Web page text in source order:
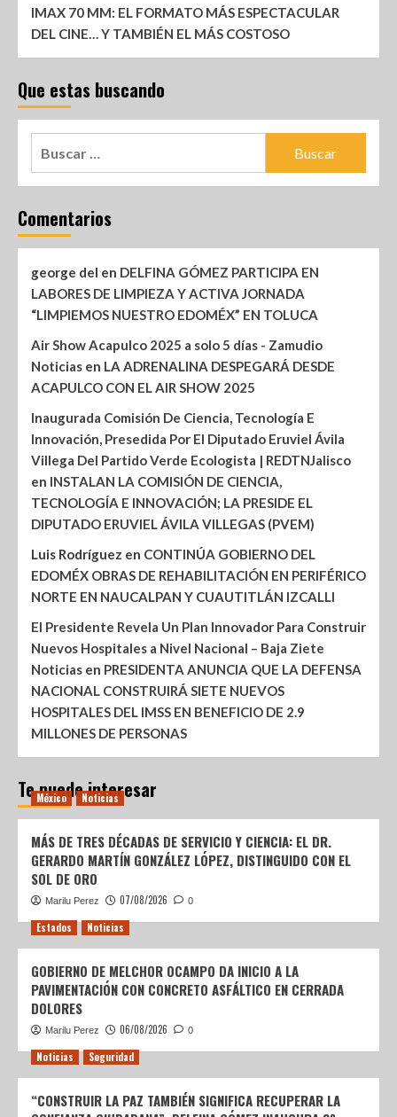
IMAX 70 MM: EL FORMATO MÁS ESPECTACULAR
DEL CINE… Y TAMBIÉN EL MÁS COSTOSO
Que estas buscando
Comentarios
george del en DELFINA GÓMEZ PARTICIPA EN
LABORES DE LIMPIEZA Y ACTIVA JORNADA
“LIMPIEMOS NUESTRO EDOMÉX” EN TOLUCA
Air Show Acapulco 2025 a solo 5 días - Zamudio
Noticias en LA ADRENALINA DESPEGARÁ DESDE
ACAPULCO CON EL AIR SHOW 2025
Inaugurada Comisión De Ciencia, Tecnología E
Innovación, Presedida Por El Diputado Eruviel Ávila
Villega Del Partido Verde Ecologista | REDTNJalisco
en INSTALAN LA COMISIÓN DE CIENCIA,
TECNOLOGÍA E INNOVACIÓN; LA PRESIDE EL
DIPUTADO ERUVIEL ÁVILA VILLEGAS (PVEM)
Luis Rodríguez en CONTINÚA GOBIERNO DEL
EDOMÉX OBRAS DE REHABILITACIÓN EN PERIFÉRICO
NORTE EN NAUCALPAN Y CUAUTITLÁN IZCALLI
El Presidente Revela Un Plan Innovador Para Construir
Nuevos Hospitales a Nivel Nacional – Baja Ziete
Noticias en PRESIDENTA ANUNCIA QUE LA DEFENSA
NACIONAL CONSTRUIRÁ SIETE NUEVOS
HOSPITALES DEL IMSS EN BENEFICIO DE 2.9
MILLONES DE PERSONAS
Te puede interesar
México Noticias
MÁS DE TRES DÉCADAS DE SERVICIO Y CIENCIA: EL DR.
GERARDO MARTÍN GONZÁLEZ LÓPEZ, DISTINGUIDO CON EL
SOL DE ORO
Marilu Perez 07/08/2026 0
Estados Noticias
GOBIERNO DE MELCHOR OCAMPO DA INICIO A LA
PAVIMENTACIÓN CON CONCRETO ASFÁLTICO EN CERRADA
DOLORES
Marilu Perez 06/08/2026 0
Noticias Seguridad
“CONSTRUIR LA PAZ TAMBIÉN SIGNIFICA RECUPERAR LA